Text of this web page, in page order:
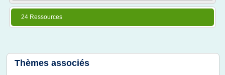
24 Ressources
Thèmes associés